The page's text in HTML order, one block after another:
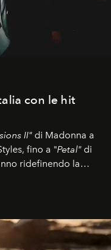
con le hit
II" di Madonna a
fino a "Petal" di
ridefinendo la